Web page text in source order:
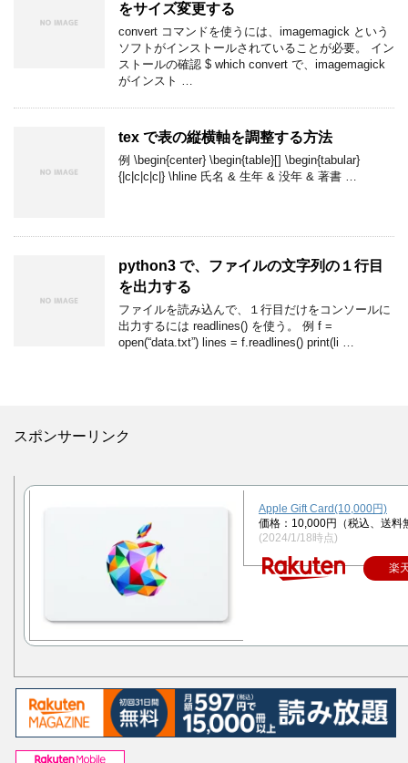
をサイズ変更する
convert コマンドを使うには、imagemagick という
ソフトがインストールされていることが必要。 イン
ストールの確認 $ which convert で、imagemagick
がインスト …
tex で表の縦横軸を調整する方法
例 \begin{center} \begin{table}[] \begin{tabular}
{|c|c|c|c|} \hline 氏名 & 生年 & 没年 & 著書 …
python3 で、ファイルの文字列の１行目
を出力する
ファイルを読み込んで、１行目だけをコンソールに
出力するには readlines() を使う。 例 f =
open(“data.txt”) lines = f.readlines() print(li …
スポンサーリンク
Apple Gift Card(10,000円)
価格：10,000円（税込、送料
(2024/1/18時点)
楽